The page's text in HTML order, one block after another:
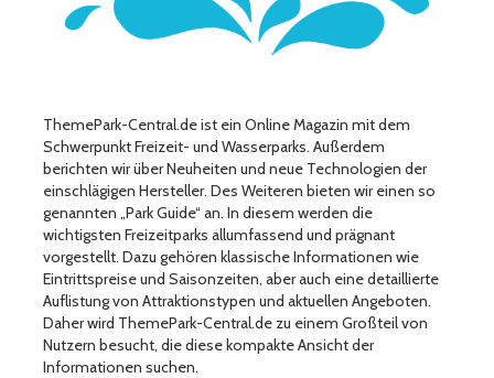
ThemePark-Central.de ist ein Online Magazin mit dem
Schwerpunkt Freizeit- und Wasserparks. Außerdem
berichten wir über Neuheiten und neue Technologien der
einschlägigen Hersteller. Des Weiteren bieten wir einen so
genannten „Park Guide“ an. In diesem werden die
wichtigsten Freizeitparks allumfassend und prägnant
vorgestellt. Dazu gehören klassische Informationen wie
Eintrittspreise und Saisonzeiten, aber auch eine detaillierte
Auflistung von Attraktionstypen und aktuellen Angeboten.
Daher wird ThemePark-Central.de zu einem Großteil von
Nutzern besucht, die diese kompakte Ansicht der
Informationen suchen.